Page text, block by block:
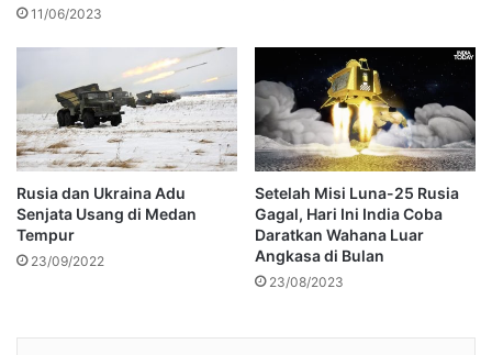
11/06/2023
Rusia dan Ukraina Adu
Senjata Usang di Medan
Tempur
23/09/2022
Setelah Misi Luna-25 Rusia
Gagal, Hari Ini India Coba
Daratkan Wahana Luar
Angkasa di Bulan
23/08/2023